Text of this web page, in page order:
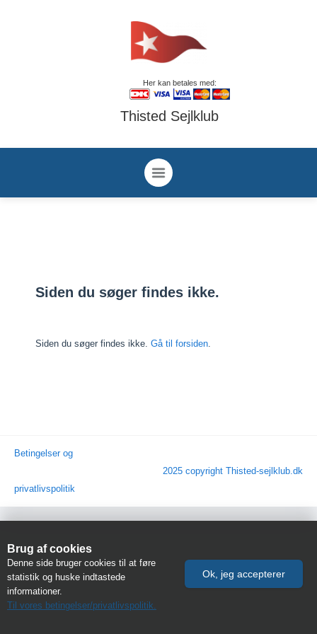
Her kan betales med:
Thisted Sejlklub
Siden du søger findes ikke.
Siden du søger findes ikke. Gå til forsiden.
Betingelser og
privatlivspolitik
2025 copyright Thisted-sejlklub.dk
Brug af cookies
Denne side bruger cookies til at føre
statistik og huske indtastede
informationer.
Til vores betingelser/privatlivspolitik.